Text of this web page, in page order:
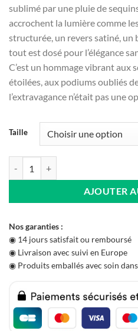
sublimé par une pluie de
accrochent la lumière comme
structurée, un revers satiné,
tout est dosé pour l’élégance
C’est un hommage vibrant aux
étoilées, aux podiums oubliés
l’extravagance n’était pas une
Taille
AJOUTER
Nos garanties :
◉ 14 jours satisfait ou remboursé
◉ Livraison avec suivi en Europe
◉ Produits emballés avec soin